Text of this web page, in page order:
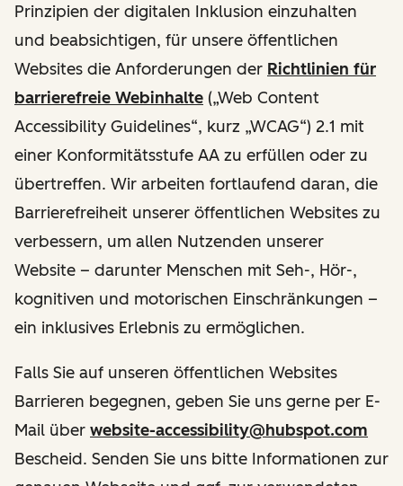
Prinzipien der digitalen Inklusion einzuhalten
und beabsichtigen, für unsere öffentlichen
Websites die Anforderungen der Richtlinien für
barrierefreie Webinhalte („Web Content
Accessibility Guidelines“, kurz „WCAG“) 2.1 mit
einer Konformitätsstufe AA zu erfüllen oder zu
übertreffen. Wir arbeiten fortlaufend daran, die
Barrierefreiheit unserer öffentlichen Websites zu
verbessern, um allen Nutzenden unserer
Website – darunter Menschen mit Seh-, Hör-,
kognitiven und motorischen Einschränkungen –
ein inklusives Erlebnis zu ermöglichen.
Falls Sie auf unseren öffentlichen Websites
Barrieren begegnen, geben Sie uns gerne per E-
Mail über website-accessibility@hubspot.com
Bescheid. Senden Sie uns bitte Informationen zur